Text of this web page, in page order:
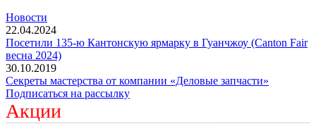
Новости
22.04.2024
Посетили 135-ю Кантонскую ярмарку в Гуанчжоу (Canton Fair
весна 2024)
30.10.2019
Секреты мастерства от компании «Деловые запчасти»
Подписаться на рассылку
Акции